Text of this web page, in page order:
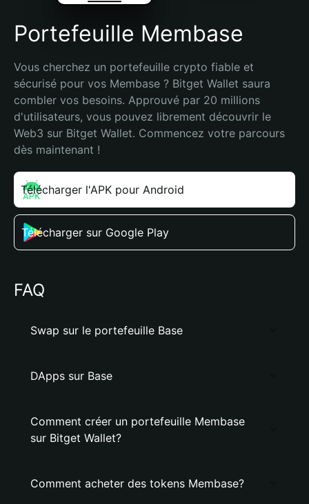
Portefeuille Membase
Vous cherchez un portefeuille crypto fiable et
sécurisé pour vos Membase ? Bitget Wallet saura
combler vos besoins. Approuvé par 20 millions
d'utilisateurs, vous pouvez librement découvrir le
Web3 sur Bitget Wallet. Commencez votre parcours
dès maintenant !
Télécharger l'APK pour Android
Télécharger sur Google Play
FAQ
Swap sur le portefeuille Base
DApps sur Base
Comment créer un portefeuille Membase
sur Bitget Wallet?
Comment acheter des tokens Membase?